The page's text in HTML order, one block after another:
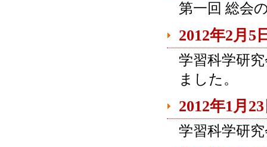
第一回 総会
2012年2月5
学習科学研
ました。
2012年1月
学習科学研